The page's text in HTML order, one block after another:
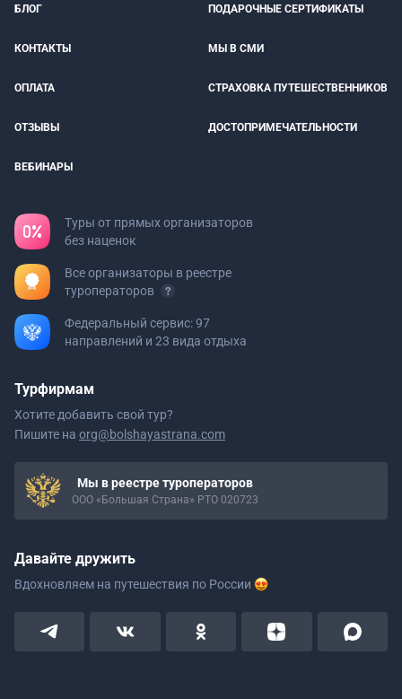
БЛОГ ПОДАРОЧНЫЕ СЕРТИФИКАТЫ
КОНТАКТЫ МЫ В СМИ
ОПЛАТА СТРАХОВКА ПУТЕШЕСТВЕННИКОВ
ОТЗЫВЫ ДОСТОПРИМЕЧАТЕЛЬНОСТИ
ВЕБИНАРЫ
Туры от прямых организаторов
без наценок
Все организаторы в реестре
туроператоров
Федеральный сервис: 97
направлений и 23 вида отдыха
Турфирмам
Хотите добавить свой тур?
Пишите на org@bolshayastrana.com
Мы в реестре туроператоров
ООО «Большая Страна» РТО 020723
Давайте дружить
Вдохновляем на путешествия по России